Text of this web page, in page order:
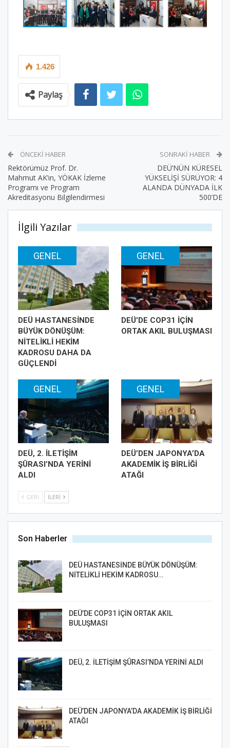
1.426
Paylaş
ÖNCEKI HABER
Rektörümüz Prof. Dr.
Mahmut AK’ın, YÖKAK İzleme
Programı ve Program
Akreditasyonu Bilgilendirmesi
SONRAKI HABER
DEÜ’NÜN KÜRESEL
YÜKSELİŞİ SÜRÜYOR: 4
ALANDA DÜNYADA İLK
500’DE
İlgili Yazılar
GENEL
DEÜ HASTANESİNDE
BÜYÜK DÖNÜŞÜM:
NİTELİKLİ HEKİM
KADROSU DAHA DA
GÜÇLENDİ
GENEL
DEÜ’DE COP31 İÇİN
ORTAK AKIL BULUŞMASI
GENEL
DEÜ, 2. İLETİŞİM
ŞÛRASI’NDA YERİNİ
ALDI
GENEL
DEÜ’DEN JAPONYA’DA
AKADEMİK İŞ BİRLİĞİ
ATAĞI
GERI İLERI
Son Haberler
DEÜ HASTANESİNDE BÜYÜK DÖNÜŞÜM:
NİTELİKLİ HEKİM KADROSU…
DEÜ’DE COP31 İÇİN ORTAK AKIL
BULUŞMASI
DEÜ, 2. İLETİŞİM ŞÛRASI’NDA YERİNİ ALDI
DEÜ’DEN JAPONYA’DA AKADEMİK İŞ BİRLİĞİ
ATAĞI